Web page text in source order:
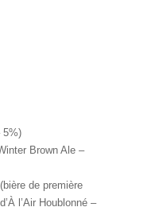
5%)
Brown Ale –
de première
l’Air Houblonné –